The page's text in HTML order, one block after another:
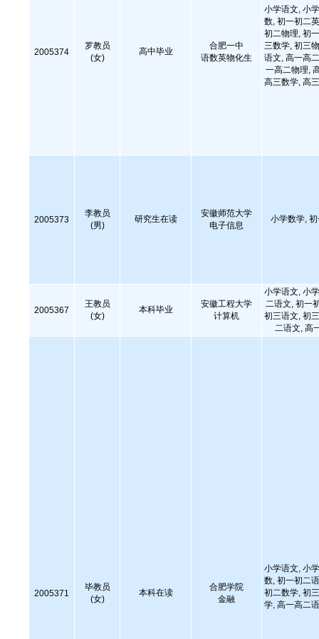
2005374
罗教员
(女)
高中毕业
合肥一中
语数英物化生
小学语文, 小
数, 初一初二
初二物理, 初
三数学, 初三
语文, 高一高
一高二物理,
高三数学, 高
2005373
李教员
(男)
研究生在读
安徽师范大学
电子信息
小学数学,
2005367
王教员
(女)
本科毕业
安徽工程大学
计算机
小学语文, 小
二语文, 初一
初三语文, 初
二语文, 高
2005371
毕教员
(女)
本科在读
合肥学院
金融
小学语文, 小
数, 初一初二
初二数学, 初
学, 高一高二